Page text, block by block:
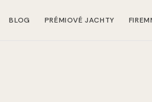
BLOG PRÉMIOVÉ JACHTY